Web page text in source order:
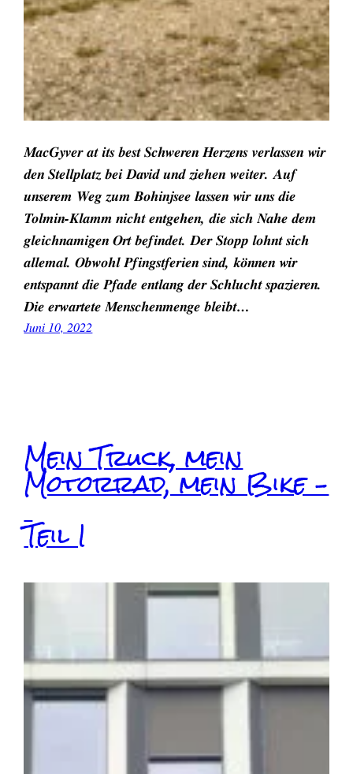
MacGyver at its best Schweren Herzens verlassen wir
den Stellplatz bei David und ziehen weiter. Auf
unserem Weg zum Bohinjsee lassen wir uns die
Tolmin-Klamm nicht entgehen, die sich Nahe dem
gleichnamigen Ort befindet. Der Stopp lohnt sich
allemal. Obwohl Pfingstferien sind, können wir
entspannt die Pfade entlang der Schlucht spazieren.
Die erwartete Menschenmenge bleibt…
Juni 10, 2022
Mein Truck, mein
Motorrad, mein Bike –
Teil I